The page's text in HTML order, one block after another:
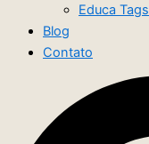
Educa Tags
Blog
Contato